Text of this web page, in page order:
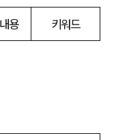
용 키워드